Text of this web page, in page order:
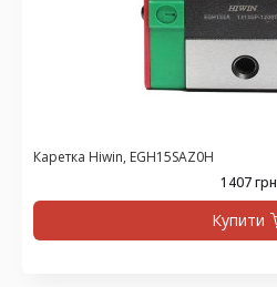
Каретка Hiwin, EGH15SAZ0H
1407 грн
Купити